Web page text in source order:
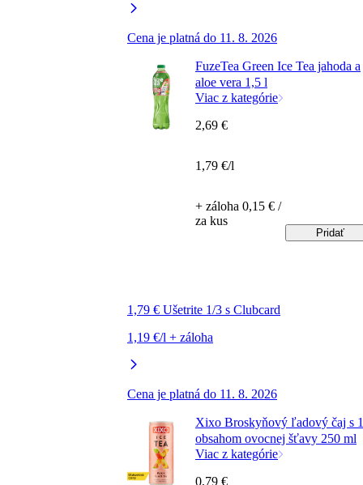
Cena je platná do 11. 8. 2026
FuzeTea Green Ice Tea jahoda a
aloe vera 1,5 l
Viac z kategórie
1,79 € Ušetrite 1/3 s Clubcard
1,19 €/l + záloha
Cena je platná do 11. 8. 2026
2,69 €
1,79 €/l
+ záloha 0,15 € /
za kus
Pridať
Xixo Broskyňový ľadový čaj s
obsahom ovocnej šťavy 250 ml
Viac z kategórie
0,79 €